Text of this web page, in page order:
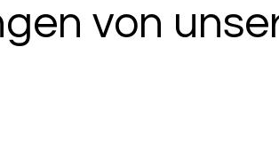
von